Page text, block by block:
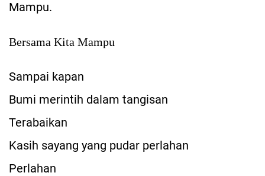
Mampu.
Bersama Kita Mampu
Sampai kapan
Bumi merintih dalam tangisan
Terabaikan
Kasih sayang yang pudar perlahan
Perlahan